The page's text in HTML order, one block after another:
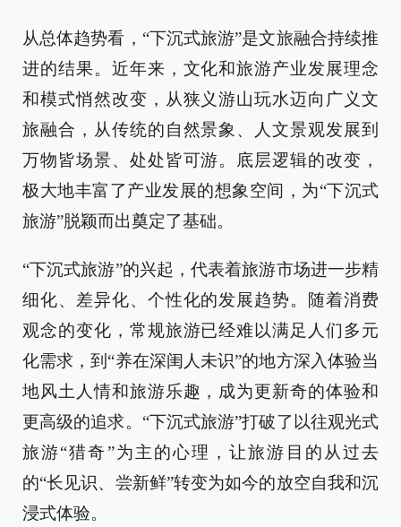
从总体趋势看，“下沉式旅游”是文旅融合持续推
进的结果。近年来，文化和旅游产业发展理念
和模式悄然改变，从狭义游山玩水迈向广义文
旅融合，从传统的自然景象、人文景观发展到
万物皆场景、处处皆可游。底层逻辑的改变，
极大地丰富了产业发展的想象空间，为“下沉式
旅游”脱颖而出奠定了基础。
“下沉式旅游”的兴起，代表着旅游市场进一步精
细化、差异化、个性化的发展趋势。随着消费
观念的变化，常规旅游已经难以满足人们多元
化需求，到“养在深闺人未识”的地方深入体验当
地风土人情和旅游乐趣，成为更新奇的体验和
更高级的追求。“下沉式旅游”打破了以往观光式
旅游“猎奇”为主的心理，让旅游目的从过去
的“长见识、尝新鲜”转变为如今的放空自我和沉
浸式体验。